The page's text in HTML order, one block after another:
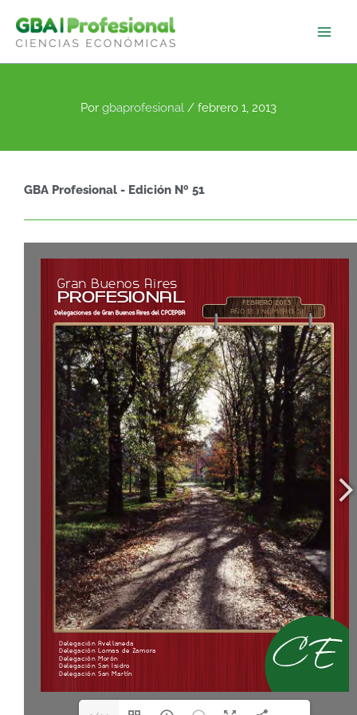
contenido
Por gbaprofesional / febrero 1, 2013
GBA Profesional - Edición Nº 51